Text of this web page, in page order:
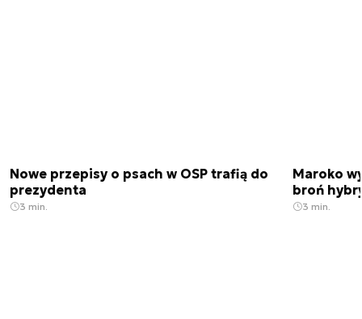
Nowe przepisy o psach w OSP trafią do
prezydenta
3 min.
Maroko
broń
3 min.